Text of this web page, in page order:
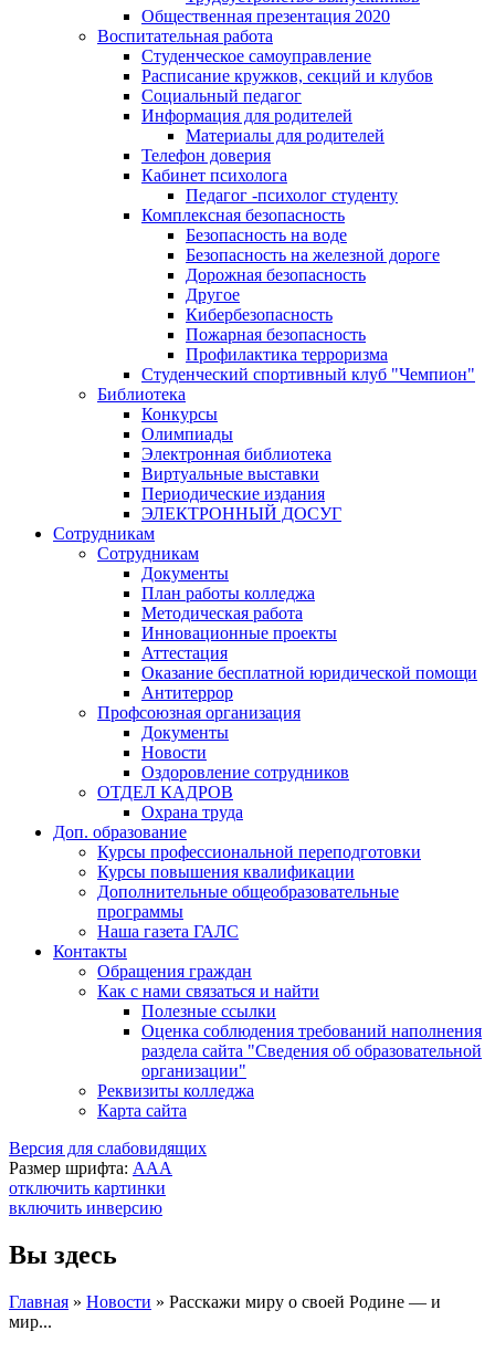
Общественная презентация 2020
Воспитательная работа
Студенческое самоуправление
Расписание кружков, секций и клубов
Социальный педагог
Информация для родителей
Материалы для родителей
Телефон доверия
Кабинет психолога
Педагог -психолог студенту
Комплексная безопасность
Безопасность на воде
Безопасность на железной дороге
Дорожная безопасность
Другое
Кибербезопасность
Пожарная безопасность
Профилактика терроризма
Студенческий спортивный клуб "Чемпион"
Библиотека
Конкурсы
Олимпиады
Электронная библиотека
Виртуальные выставки
Периодические издания
ЭЛЕКТРОННЫЙ ДОСУГ
Сотрудникам
Сотрудникам
Документы
План работы колледжа
Методическая работа
Инновационные проекты
Аттестация
Оказание бесплатной юридической помощи
Антитеррор
Профсоюзная организация
Документы
Новости
Оздоровление сотрудников
ОТДЕЛ КАДРОВ
Охрана труда
Доп. образование
Курсы профессиональной переподготовки
Курсы повышения квалификации
Дополнительные общеобразовательные
программы
Наша газета ГАЛС
Контакты
Обращения граждан
Как с нами связаться и найти
Полезные ссылки
Оценка соблюдения требований наполнения
раздела сайта "Сведения об образовательной
организации"
Реквизиты колледжа
Карта сайта
Версия для слабовидящих
Размер шрифта: AAA
отключить картинки
включить инверсию
Вы здесь
Главная » Новости » Расскажи миру о своей Родине — и
мир...